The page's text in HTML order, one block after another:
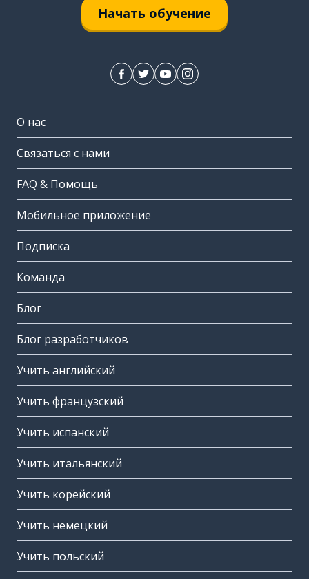
Начать обучение
О нас
Связаться с нами
FAQ & Помощь
Мобильное приложение
Подписка
Команда
Блог
Блог разработчиков
Учить английский
Учить французский
Учить испанский
Учить итальянский
Учить корейский
Учить немецкий
Учить польский